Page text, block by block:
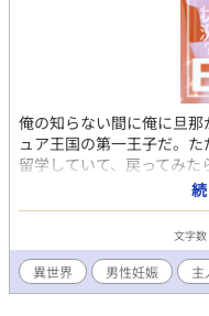
俺の知らない間に俺に旦
ュア王国の第一王子だ。
留学していて、戻ってみ
名乗った。どうやら俺は
れていたらしい。 しかも
セニース大王国へと連れ
うか？ だがこのイケメン
が……俺たち、初対面のは
全く気にしていないメン
文字
異世界 男性妊娠 主